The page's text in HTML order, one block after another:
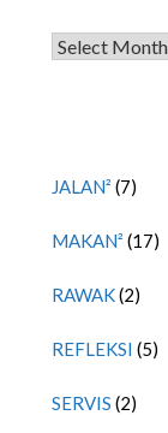
TITIPAN LALU
JALAN² (7)
MAKAN² (17)
RAWAK(2)
REFLEKSI (5)
SERVIS (2)